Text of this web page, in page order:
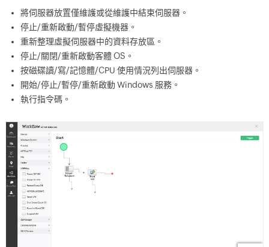
將伺服器放置僅維護或從維護中結束伺服器。
停止/重新啟動/暫停虛擬機器。
重新整理虛擬伺服器中的資料存放區。
停止/關閉/重新啟動客體 OS。
按磁碟讀/寫/記憶體/CPU 使用情況列出伺服器。
開始/停止/暫停/重新啟動 Windows 服務。
執行指令碼。